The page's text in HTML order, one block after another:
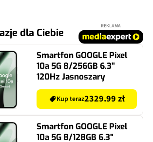
dla Ciebie
REKLAMA
Smartfon GOOGLE Pixel
10a 5G 8/256GB 6.3"
120Hz Jasnoszary
Kup teraz2329.99 zł
Smartfon GOOGLE Pixel
10a 5G 8/128GB 6.3"